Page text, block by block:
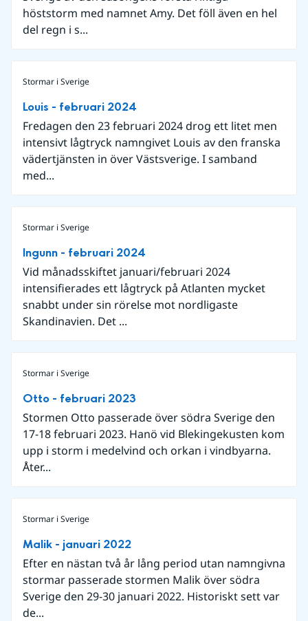
höststorm med namnet Amy. Det föll även en hel
del regn i s...
Stormar i Sverige
Louis - februari 2024
Fredagen den 23 februari 2024 drog ett litet men
intensivt lågtryck namngivet Louis av den franska
vädertjänsten in över Västsverige. I samband
med...
Stormar i Sverige
Ingunn - februari 2024
Vid månadsskiftet januari/februari 2024
intensifierades ett lågtryck på Atlanten mycket
snabbt under sin rörelse mot nordligaste
Skandinavien. Det ...
Stormar i Sverige
Otto - februari 2023
Stormen Otto passerade över södra Sverige den
17-18 februari 2023. Hanö vid Blekingekusten kom
upp i storm i medelvind och orkan i vindbyarna.
Åter...
Stormar i Sverige
Malik - januari 2022
Efter en nästan två år lång period utan namngivna
stormar passerade stormen Malik över södra
Sverige den 29-30 januari 2022. Historiskt sett var
de...